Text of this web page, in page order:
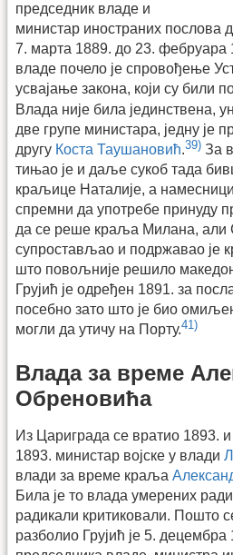
председник владе и
министар иностраних послова
7. марта 1889. до 23.
владе почело је спровођење
усвајање закона, који су били
Влада није била јединствена,
две групе министара, једну је
другу Коста Таушановић.39) За
тињао је и даље сукоб тада
краљице Наталије, а
спремни да употребе принуду
да се реше краља Милана, али
супростављао и подржавао је
што повољније решило
Грујић је одређен 1891. за
посебно зато што је био
могли да утичу на Порту.41)
Влада за време
Обреновића
Из Цариграда се вратио 1893.
1893. министар војске у влади
влади за време краља
Била је то влада умерених
радикали критиковали. Пошто
разболио Грујић је 5.